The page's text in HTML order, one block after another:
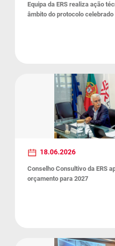
Equipa da ERS realiza ação
âmbito do protocolo celebrado
18.06.2026
Conselho Consultivo da ERS
orçamento para 2027